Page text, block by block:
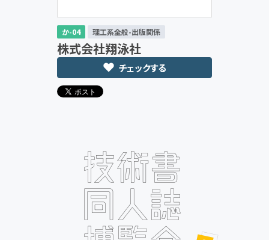
か-04 理工系全般-出版関係
株式会社翔泳社
チェックする